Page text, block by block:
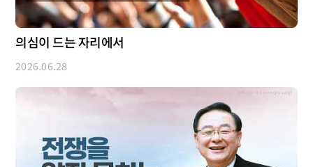
의심이 드는 자리에서
2026.06.28